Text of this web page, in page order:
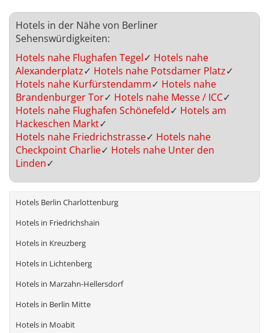
Hotels in der Nähe von Berliner
Sehenswürdigkeiten:
Hotels nahe Flughafen Tegel✓ Hotels nahe
Alexanderplatz✓ Hotels nahe Potsdamer Platz✓
Hotels nahe Kurfürstendamm✓ Hotels nahe
Brandenburger Tor✓ Hotels nahe Messe / ICC✓
Hotels nahe Flughafen Schönefeld✓ Hotels am
Hackeschen Markt✓
Hotels nahe Friedrichstrasse✓ Hotels nahe
Checkpoint Charlie✓ Hotels nahe Unter den
Linden✓
Hotels Berlin Charlottenburg
Hotels in Friedrichshain
Hotels in Kreuzberg
Hotels in Lichtenberg
Hotels in Marzahn-Hellersdorf
Hotels in Berlin Mitte
Hotels in Moabit